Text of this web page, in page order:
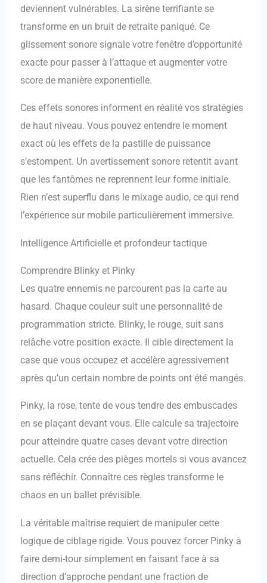
deviennent vulnérables. La sirène terrifiante se
transforme en un bruit de retraite paniqué. Ce
glissement sonore signale votre fenêtre d’opportunité
exacte pour passer à l’attaque et augmenter votre
score de manière exponentielle.
Ces effets sonores informent en réalité vos stratégies
de haut niveau. Vous pouvez entendre le moment
exact où les effets de la pastille de puissance
s’estompent. Un avertissement sonore retentit avant
que les fantômes ne reprennent leur forme initiale.
Rien n’est superflu dans le mixage audio, ce qui rend
l’expérience sur mobile particulièrement immersive.
Intelligence Artificielle et profondeur tactique
Comprendre Blinky et Pinky
Les quatre ennemis ne parcourent pas la carte au
hasard. Chaque couleur suit une personnalité de
programmation stricte. Blinky, le rouge, suit sans
relâche votre position exacte. Il cible directement la
case que vous occupez et accélère agressivement
après qu’un certain nombre de points ont été mangés.
Pinky, la rose, tente de vous tendre des embuscades
en se plaçant devant vous. Elle calcule sa trajectoire
pour atteindre quatre cases devant votre direction
actuelle. Cela crée des pièges mortels si vous avancez
sans réfléchir. Connaître ces règles transforme le
chaos en un ballet prévisible.
La véritable maîtrise requiert de manipuler cette
logique de ciblage rigide. Vous pouvez forcer Pinky à
faire demi-tour simplement en faisant face à sa
direction d’approche pendant une fraction de